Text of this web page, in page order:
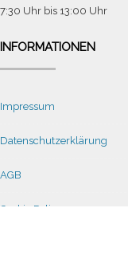
7:30 Uhr bis 13:00 Uhr
INFORMATIONEN
Impressum
Datenschutzerklärung
AGB
Cookie Policy